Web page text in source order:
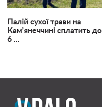
Палій сухої трави на
Кам’янеччині сплатить до
6 ...